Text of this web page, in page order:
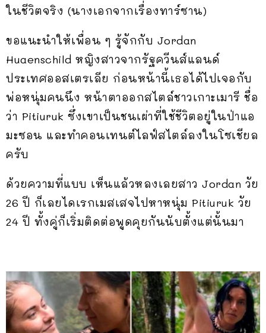
ในชีวิตจริง (นางเอกจากเรื่องทาร์ซาน)
ขอแนะนำให้เพื่อน ๆ รู้จักกับ Jordan
Huaenschild หญิงสาวจากรัฐควีนส์แลนด์
ประเทศออสเตรเลีย ก่อนหน้านี้เธอได้ไปเจอกับ
พ่อหนุ่มคนนึง หน้าตาออกสไตล์ชาวเกาะเมารี ชื่อ
ว่า Pitiuruk ซึ่งเขาเป็นชนเผ่าที่ใช้ชีวิตอยู่ในป่าแอ
มะซอน และทำคอนเทนต์ไลฟ์สไตล์ลงในโซเชียล
ครับ
ด้วยความที่แบบ เห็นแล้วหลงเลยสาว Jordan วัย
26 ปี ก็เลยไดเรกเมสเสจไปหาหนุ่ม Pitiuruk วัย
24 ปี ทั้งคู่ก็เริ่มติดต่อพูดคุยกันนับตั้งแต่นั้นมา